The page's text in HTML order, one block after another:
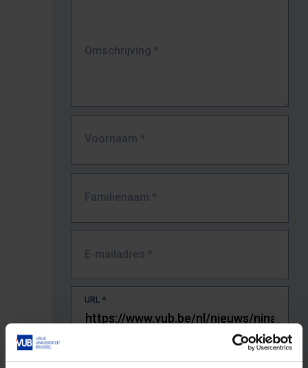
Omschrijving *
Voornaam *
Familienaam *
E-mailadres *
URL *
De volledige URL van de pagina waar je de fout zag.